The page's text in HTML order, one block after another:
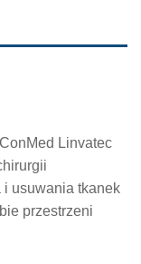
Linvatec
usuwania tkanek
przestrzeni